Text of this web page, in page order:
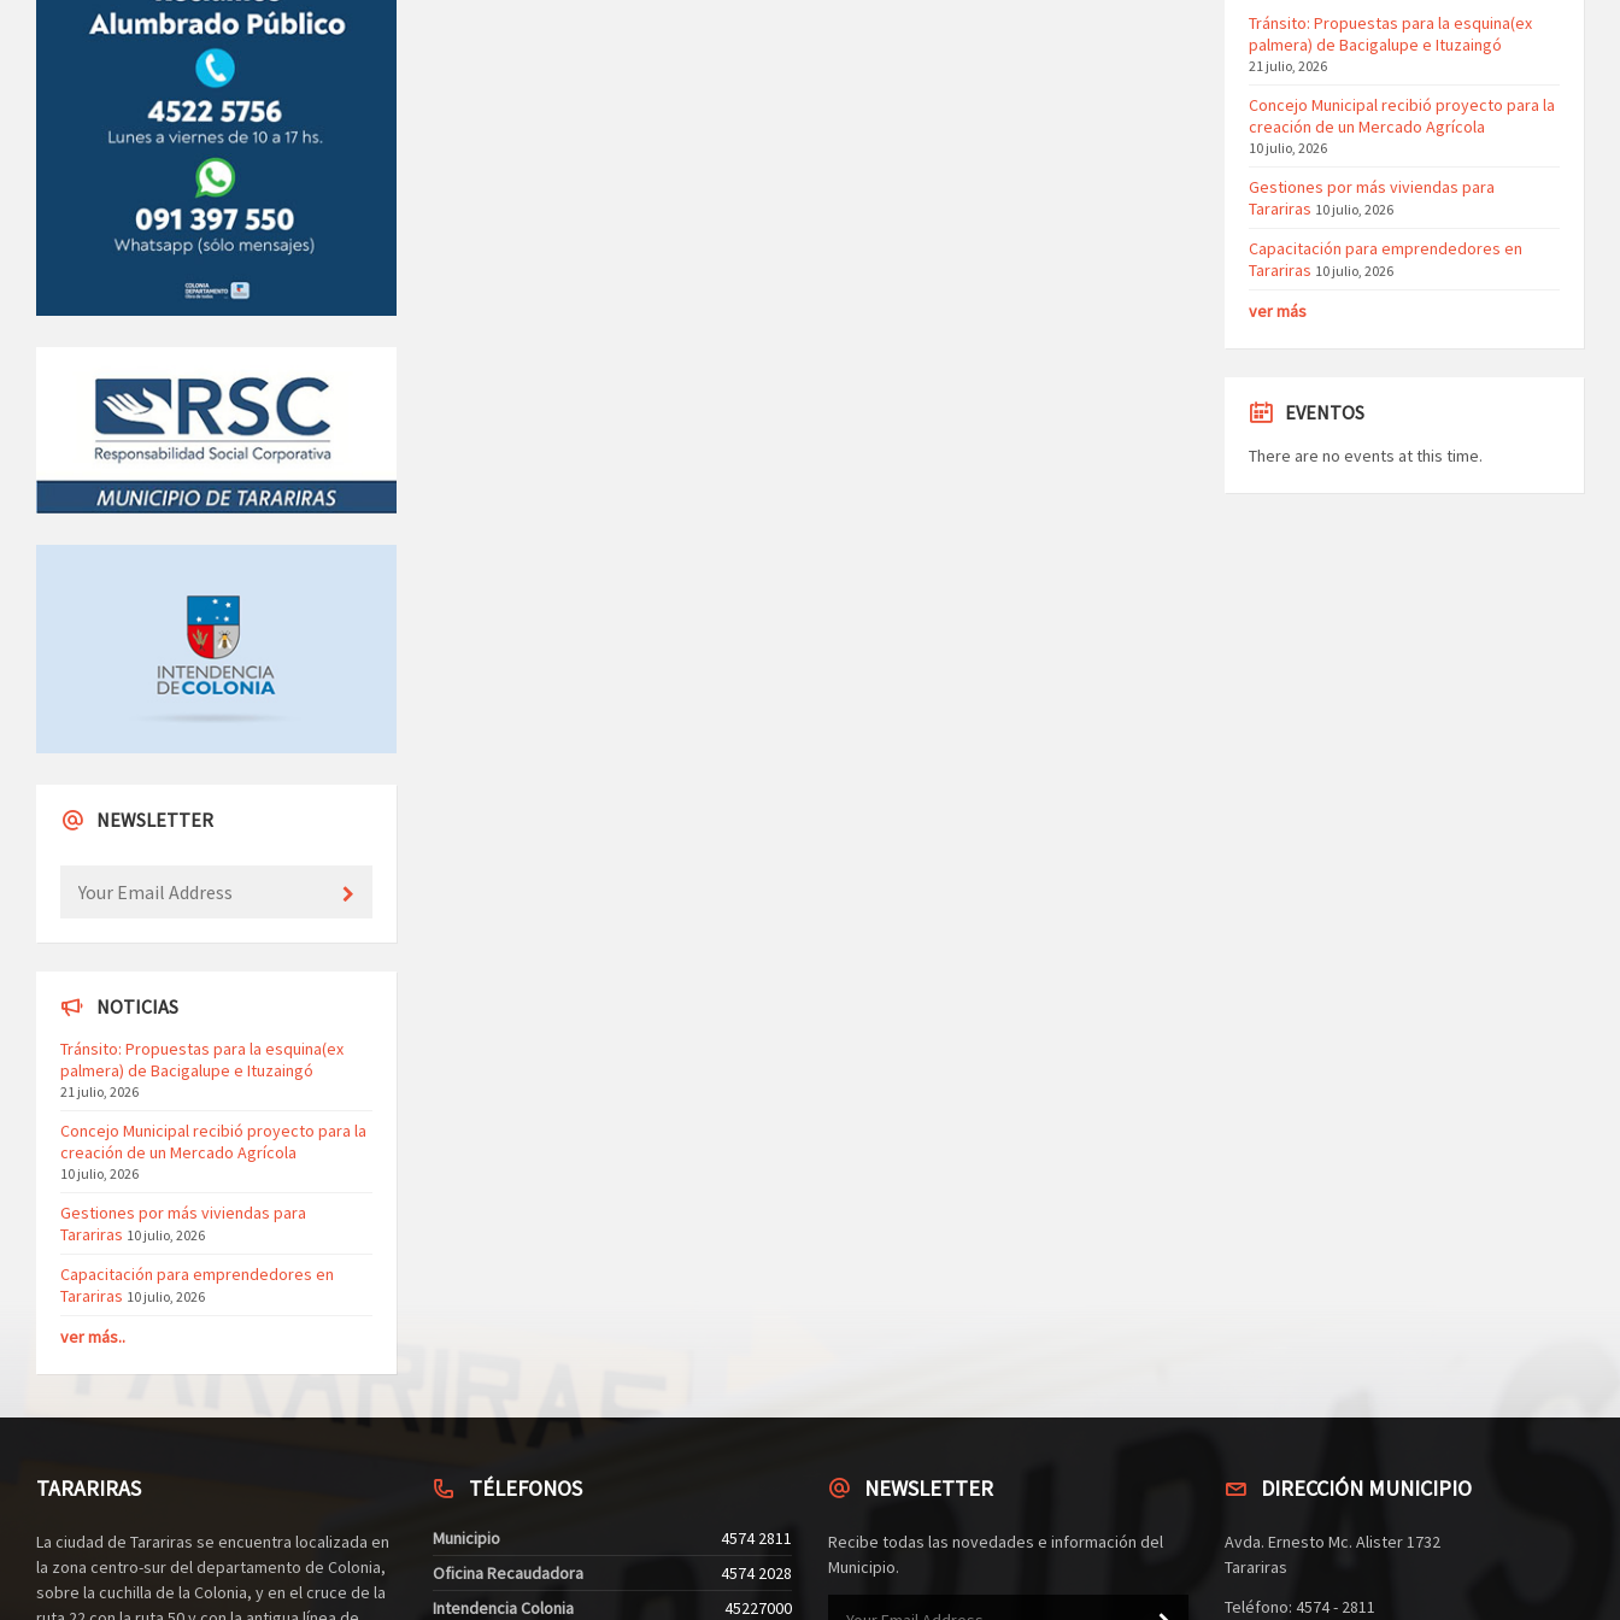
NEWSLETTER
NOTICIAS
Tránsito: Propuestas para la esquina(ex
palmera) de Bacigalupe e Ituzaingó
21 julio, 2026
Concejo Municipal recibió proyecto para la
creación de un Mercado Agrícola
10 julio, 2026
Gestiones por más viviendas para
Tarariras 10 julio, 2026
Capacitación para emprendedores en
Tarariras 10 julio, 2026
ver más..
Tránsito: Propuestas para la esquina(ex
palmera) de Bacigalupe e Ituzaingó
21 julio, 2026
Concejo Municipal recibió proyecto para la
creación de un Mercado Agrícola
10 julio, 2026
Gestiones por más viviendas para
Tarariras 10 julio, 2026
Capacitación para emprendedores en
Tarariras 10 julio, 2026
ver más
EVENTOS
There are no events at this time.
TARARIRAS
La ciudad de Tarariras se encuentra localizada en
la zona centro-sur del departamento de Colonia,
sobre la cuchilla de la Colonia, y en el cruce de la
TÉLEFONOS
Municipio
4574 2811
Oficina Recaudadora
4574 2028
Intendencia Colonia
45227000
NEWSLETTER
Recibe todas las novedades e información del
Municipio.
DIRECCIÓN MUNICIPIO
Avda. Ernesto Mc. Alister 1732
Tarariras
Teléfono: 4574 - 2811